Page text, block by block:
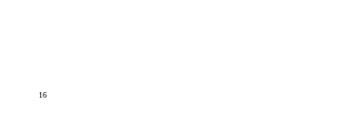
16